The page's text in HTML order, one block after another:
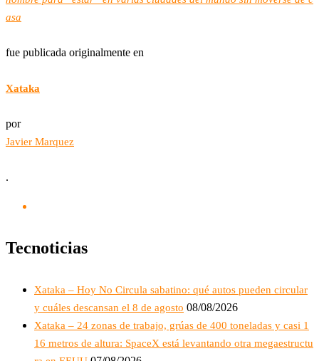
asa
fue publicada originalmente en
Xataka
por
Javier Marquez
.
Tecnoticias
Xataka – Hoy No Circula sabatino: qué autos pueden circular
y cuáles descansan el 8 de agosto 08/08/2026
Xataka – 24 zonas de trabajo, grúas de 400 toneladas y casi 1
16 metros de altura: SpaceX está levantando otra megaestructu